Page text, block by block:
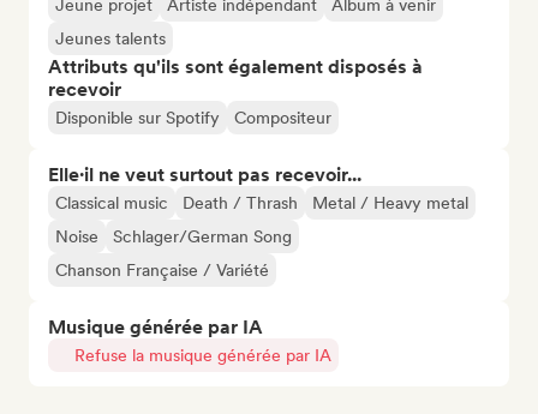
Jeune projet Artiste indépendant
Album à venir
Jeunes talents
Attributs qu'ils sont également disposés à
recevoir
Disponible sur Spotify Compositeur
Elle·il ne veut surtout pas recevoir...
Classical music Death / Thrash
Metal / Heavy metal
Noise
Schlager/German Song
Chanson Française / Variété
Musique générée par IA
Refuse la musique générée par IA